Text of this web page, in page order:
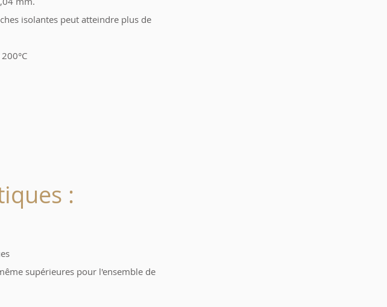
isolantes peut atteindre plus de
:
supérieures pour l'ensemble de